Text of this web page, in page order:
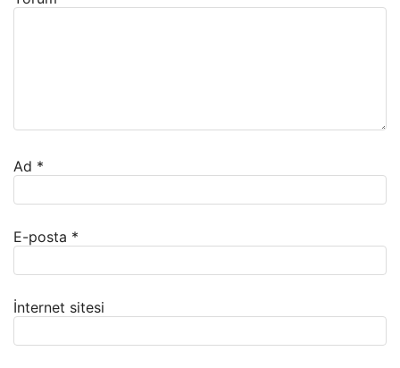
Ad *
E-posta *
İnternet sitesi